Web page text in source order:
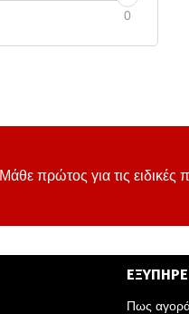
0
Μάθε πρώτος για τις
Πως